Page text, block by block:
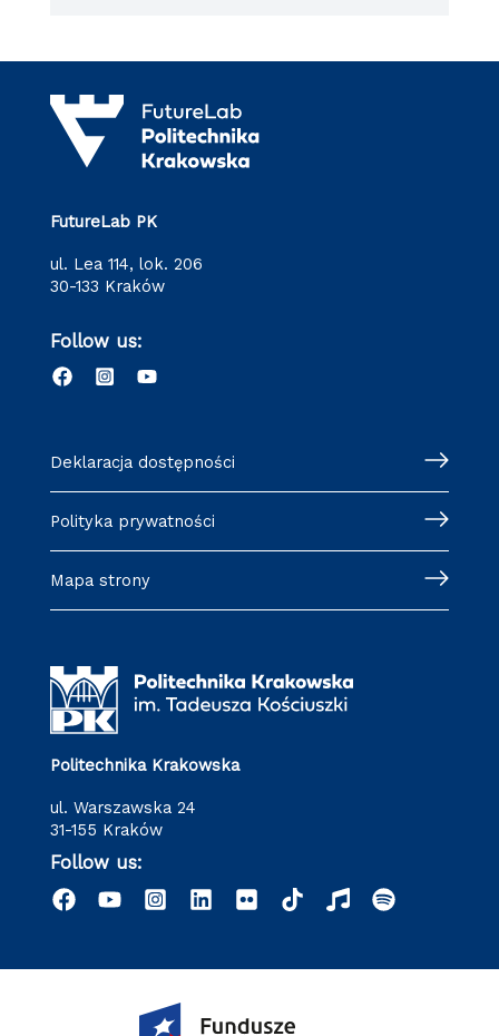
FutureLab PK
ul. Lea 114, lok. 206
30-133 Kraków
Follow us:
Deklaracja dostępności
Polityka prywatności
Mapa strony
Politechnika Krakowska
ul. Warszawska 24
31-155 Kraków
Follow us: